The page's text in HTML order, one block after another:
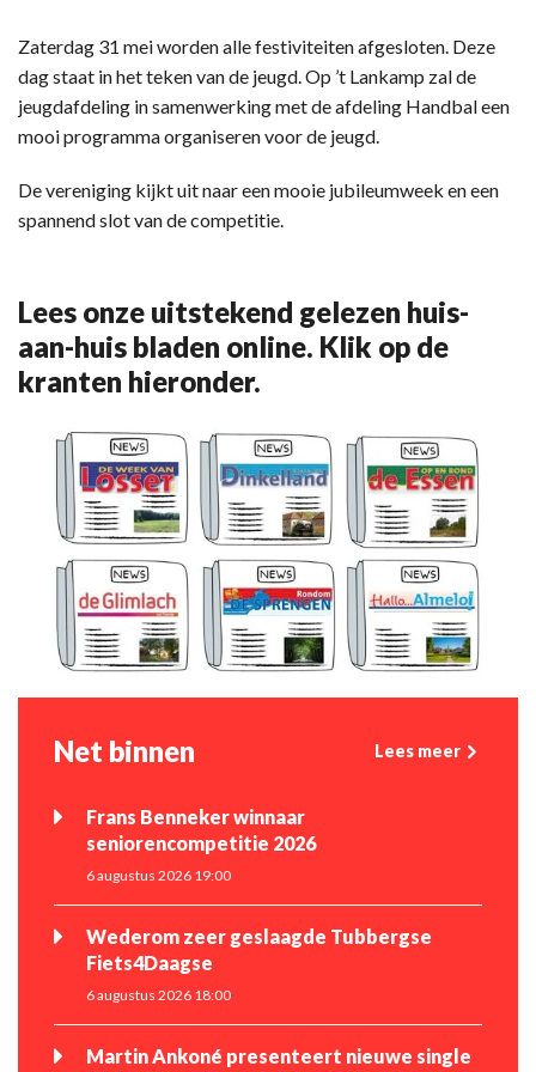
Zaterdag 31 mei worden alle festiviteiten afgesloten. Deze
dag staat in het teken van de jeugd. Op ’t Lankamp zal de
jeugdafdeling in samenwerking met de afdeling Handbal een
mooi programma organiseren voor de jeugd.
De vereniging kijkt uit naar een mooie jubileumweek en een
spannend slot van de competitie.
Lees onze uitstekend gelezen huis-
aan-huis bladen online. Klik op de
kranten hieronder.
Net binnen Lees meer
Frans Benneker winnaar
seniorencompetitie 2026
6 augustus 2026 19:00
Wederom zeer geslaagde Tubbergse
Fiets4Daagse
6 augustus 2026 18:00
Martin Ankoné presenteert nieuwe single